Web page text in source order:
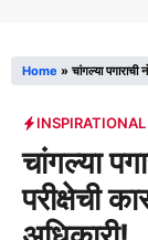
Home »चांगल्या
INSPIRATIONAL
चांगल्या
परीक्षेची